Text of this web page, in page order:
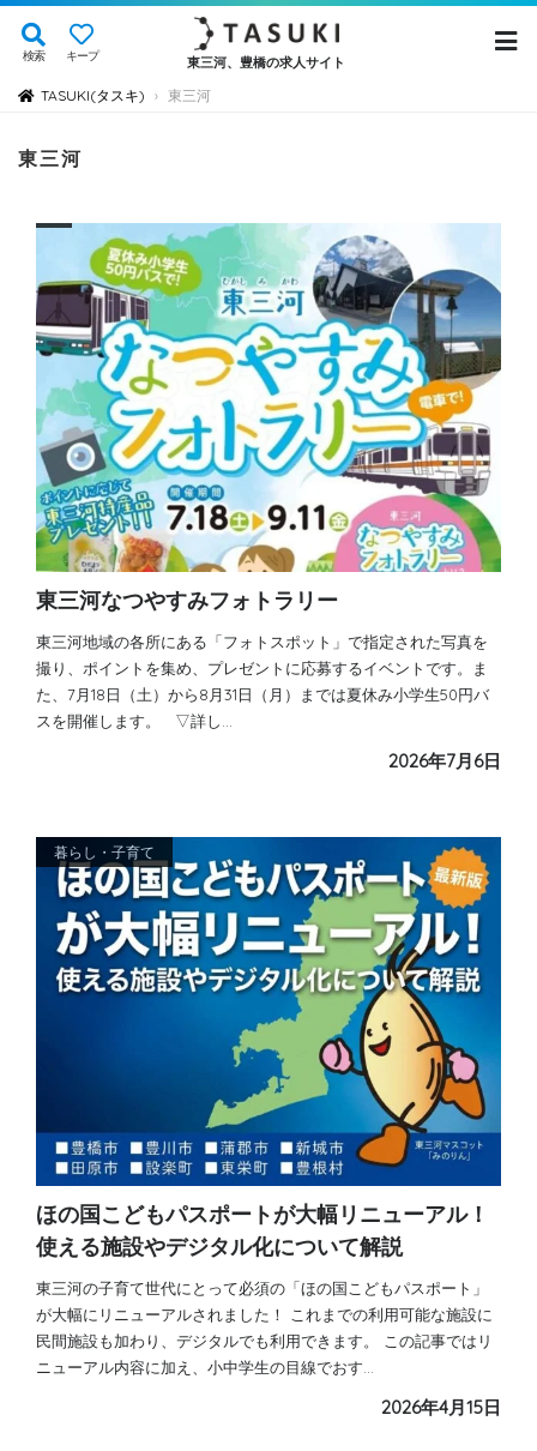
検索 キープ 東三河、豊橋の求人サイト
TASUKI(タスキ) › 東三河
東三河
東三河なつやすみフォトラリー
東三河地域の各所にある「フォトスポット」で指定された写真を
撮り、ポイントを集め、プレゼントに応募するイベントです。ま
た、7月18日（土）から8月31日（月）までは夏休み小学生50円バ
スを開催します。 ▽詳し…
2026年7月6日
暮らし・子育て
ほの国こどもパスポートが大幅リニューアル！
使える施設やデジタル化について解説
東三河の子育て世代にとって必須の「ほの国こどもパスポート」
が大幅にリニューアルされました！ これまでの利用可能な施設に
民間施設も加わり、デジタルでも利用できます。 この記事ではリ
ニューアル内容に加え、小中学生の目線でおす…
2026年4月15日